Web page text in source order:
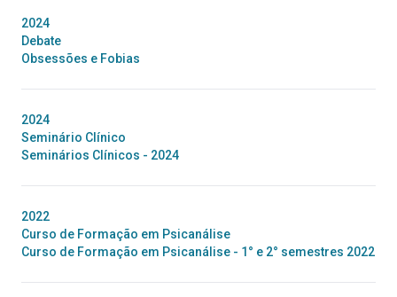
2024
Debate
Obsessões e Fobias
2024
Seminário Clínico
Seminários Clínicos - 2024
2022
Curso de Formação em Psicanálise
Curso de Formação em Psicanálise - 1° e 2° semestres 2022